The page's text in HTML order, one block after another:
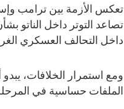
تعكس الأزمة بين ترامب
تصاعد التوتر داخل الناتو
داخل التحالف العسكري
ومع استمرار الخلافات،
الملفات حساسية في